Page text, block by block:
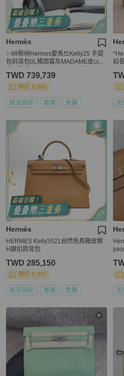
Hermès
✨99新🆕Hermes愛馬仕Kelly25 手提
包斜背包0L積雨雲灰MADAME皮cc可
TWD 739,739
現折 8,000
狀況良好 香港 免運
扣
近
Hermès
HERMES Kelly3521自然色馬鞍皮框
H銀扣肩背包
TWD 285,150
現折 8,000
狀況良好 香港 免運 近